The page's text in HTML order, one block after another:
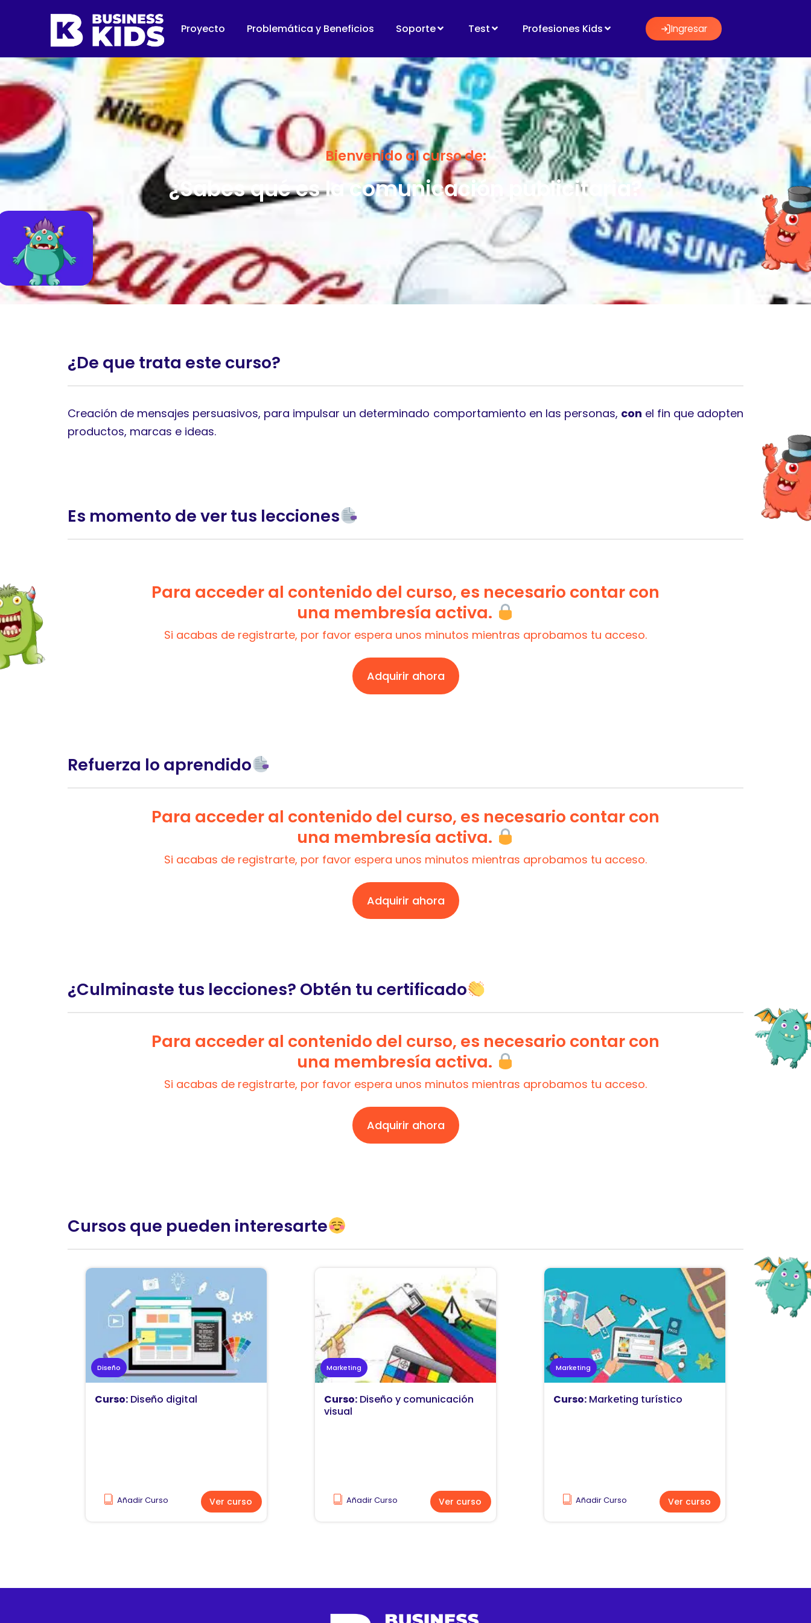
Proyecto Problemática y Beneficios Soporte Test Profesiones Kids Ingresar
Bienvenido al curso de:
¿Sabes qué es la comunicación publicitaria?
¿De que trata este curso?
Creación de mensajes persuasivos, para impulsar un determinado comportamiento en las personas, con el fin que adopten
productos, marcas e ideas.
Es momento de ver tus lecciones
Para acceder al contenido del curso, es necesario contar con
una membresía activa.
Si acabas de registrarte, por favor espera unos minutos mientras aprobamos tu acceso.
Adquirir ahora
Refuerza lo aprendido
Para acceder al contenido del curso, es necesario contar con
una membresía activa.
Si acabas de registrarte, por favor espera unos minutos mientras aprobamos tu acceso.
Adquirir ahora
¿Culminaste tus lecciones? Obtén tu certificado
Para acceder al contenido del curso, es necesario contar con
una membresía activa.
Si acabas de registrarte, por favor espera unos minutos mientras aprobamos tu acceso.
Adquirir ahora
Cursos que pueden interesarte
Diseño
Curso: Diseño digital
Añadir Curso Ver curso
Marketing
Curso: Diseño y comunicación
visual
Añadir Curso Ver curso
Marketing
Curso: Marketing turístico
Añadir Curso Ver curso